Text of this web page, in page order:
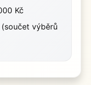
Kč
výběrů